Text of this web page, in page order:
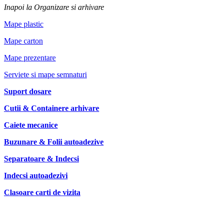
Inapoi la Organizare si arhivare
Mape plastic
Mape carton
Mape prezentare
Serviete si mape semnaturi
Suport dosare
Cutii & Containere arhivare
Caiete mecanice
Buzunare & Folii autoadezive
Separatoare & Indecsi
Indecsi autoadezivi
Clasoare carti de vizita